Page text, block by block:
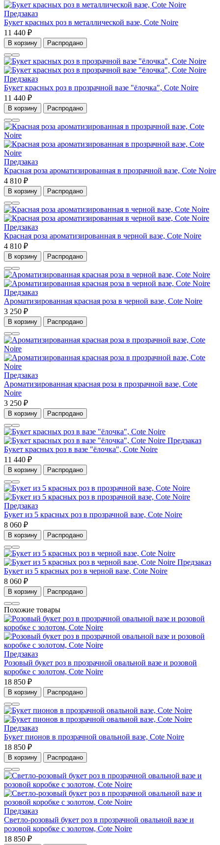
Предзаказ
Букет красных роз в металлической вазе, Cote Noire
11 440 ₽
В корзину Распродано
Предзаказ
Букет красных роз в прозрачной вазе "ёлочка", Cote Noire
11 440 ₽
В корзину Распродано
Предзаказ
Красная роза ароматизированная в прозрачной вазе, Cote Noire
4 810 ₽
В корзину Распродано
Предзаказ
Красная роза ароматизированная в черной вазе, Cote Noire
4 810 ₽
В корзину Распродано
Предзаказ
Ароматизированная красная роза в черной вазе, Cote Noire
3 250 ₽
В корзину Распродано
Предзаказ
Ароматизированная красная роза в прозрачной вазе, Cote
Noire
3 250 ₽
В корзину Распродано
Предзаказ
Букет красных роз в вазе "ёлочка", Cote Noire
11 440 ₽
В корзину Распродано
Предзаказ
Букет из 5 красных роз в прозрачной вазе, Cote Noire
8 060 ₽
В корзину Распродано
Предзаказ
Букет из 5 красных роз в черной вазе, Cote Noire
8 060 ₽
В корзину Распродано
Похожие товары
Предзаказ
Розовый букет роз в прозрачной овальной вазе и розовой
коробке с золотом, Cote Noire
18 850 ₽
В корзину Распродано
Предзаказ
Букет пионов в прозрачной овальной вазе, Cote Noire
18 850 ₽
В корзину Распродано
Предзаказ
Светло-розовый букет роз в прозрачной овальной вазе и
розовой коробке с золотом, Cote Noire
18 850 ₽